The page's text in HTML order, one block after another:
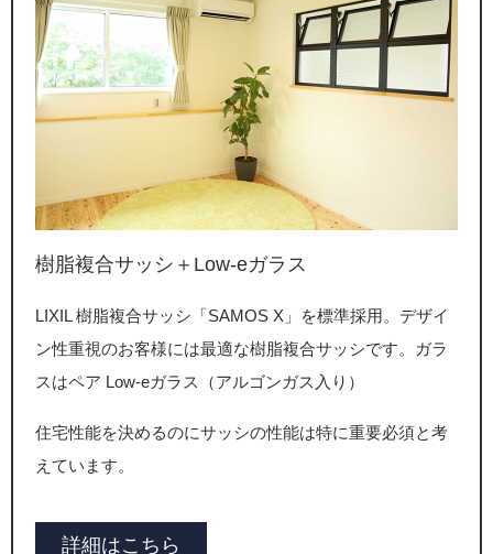
樹脂複合サッシ＋Low-eガラス
LIXIL 樹脂複合サッシ「SAMOS X」を標準採用。デザイ
ン性重視のお客様には最適な樹脂複合サッシです。ガラ
スはペア Low-eガラス（アルゴンガス入り）
住宅性能を決めるのにサッシの性能は特に重要必須と考
えています。
詳細はこちら